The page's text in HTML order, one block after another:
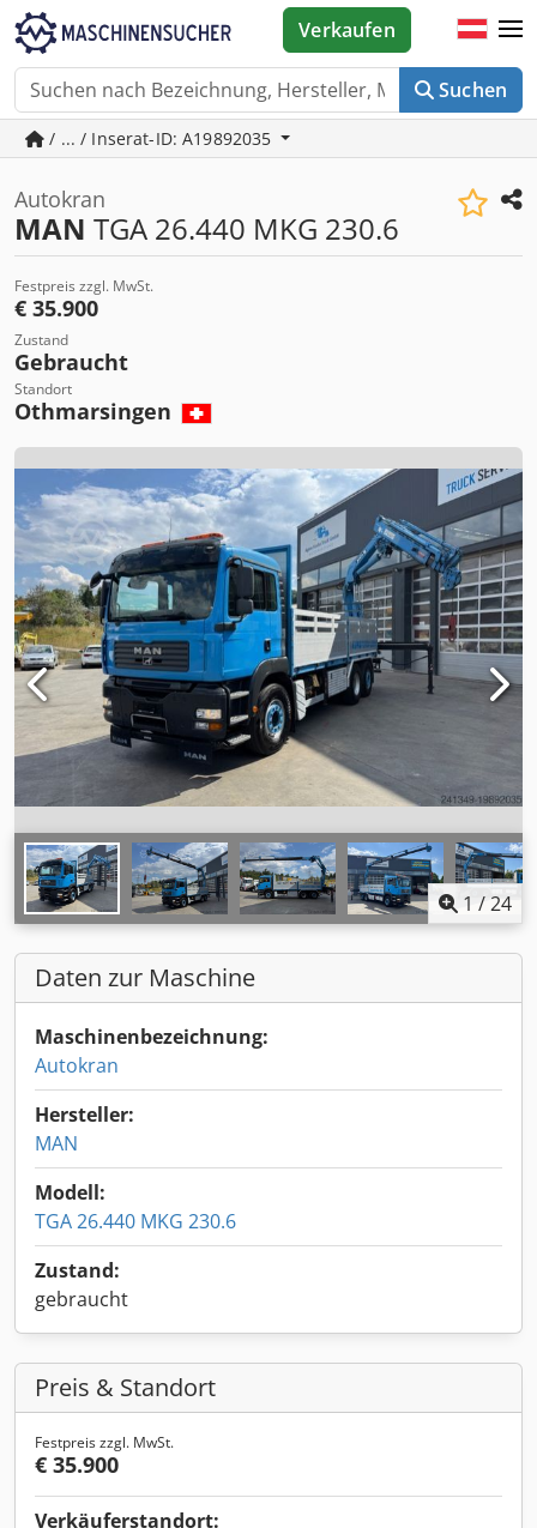
Suchen
Verkaufen
/ ... / Inserat-ID: A19892035
Autokran
MAN TGA 26.440 MKG 230.6
Festpreis zzgl. MwSt.
€ 35.900
Zustand
Gebraucht
Standort
Othmarsingen
1 /24
Daten zur Maschine
Maschinenbezeichnung:
Autokran
Hersteller:
MAN
Modell:
TGA 26.440 MKG 230.6
Zustand:
gebraucht
Preis & Standort
Festpreis zzgl. MwSt.
€ 35.900
Verkäuferstandort: